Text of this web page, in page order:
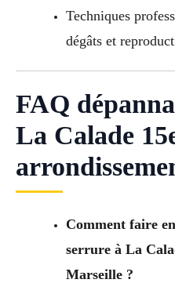
Techniques
dégâts et
FAQ
La Calade
Comment faire
serrure à La
Marseille ?